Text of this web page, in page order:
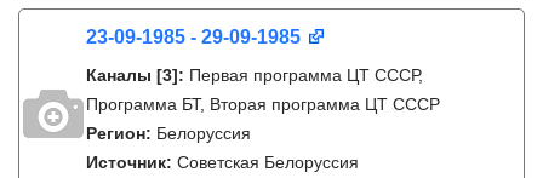
23-09-1985 - 29-09-1985
Каналы [3]: Первая программа ЦТ СССР,
Программа БТ, Вторая программа ЦТ СССР
Регион: Белоруссия
Источник: Советская Белоруссия